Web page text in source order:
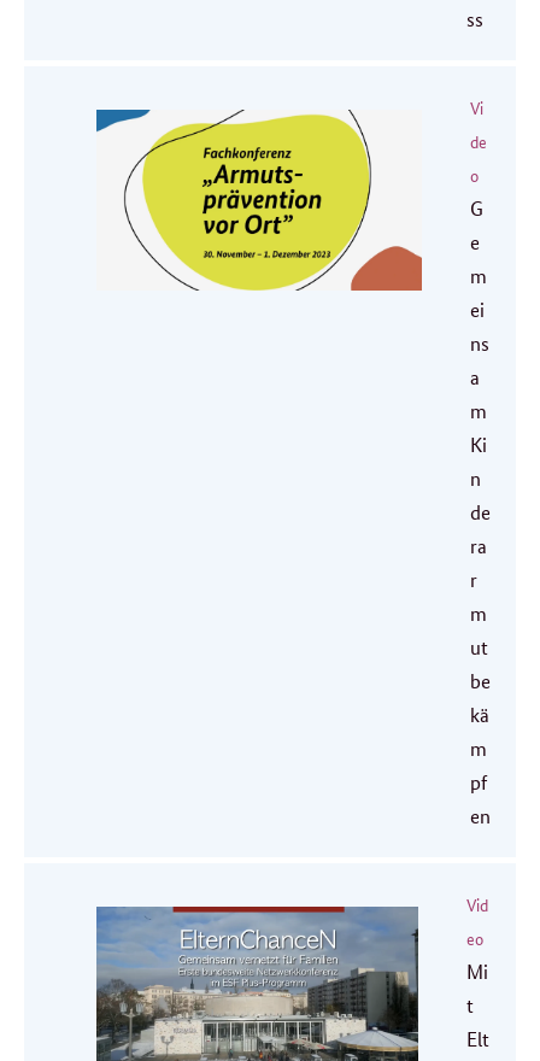
ss
Vi
de
o
G
e
m
ei
ns
a
m
Ki
n
de
ra
r
m
ut
be
kä
m
pf
en
Vid
eo
Mi
t
Elt